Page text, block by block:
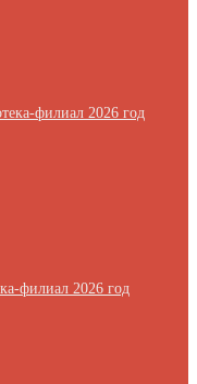
филиал 2026 год
филиал 2026 год